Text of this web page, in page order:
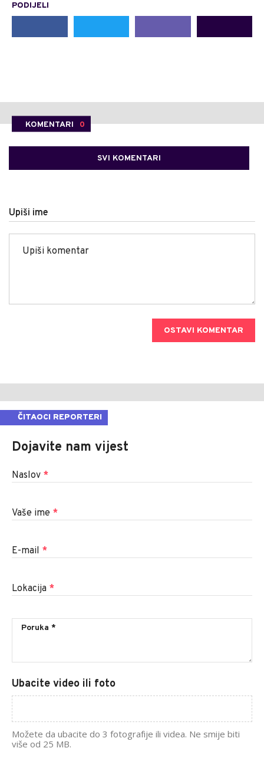
PODIJELI
KOMENTARI 0
SVI KOMENTARI
Upiši ime
OSTAVI KOMENTAR
ČITAOCI REPORTERI
Dojavite nam vijest
Naslov *
Vaše ime *
E-mail *
Lokacija *
Ubacite video ili foto
Možete da ubacite do 3 fotografije ili videa. Ne smije biti
više od 25 MB.